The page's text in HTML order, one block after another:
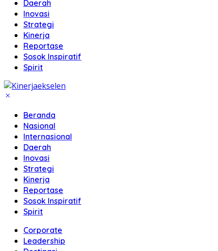
Daerah
Inovasi
Strategi
Kinerja
Reportase
Sosok Inspiratif
Spirit
Beranda
Nasional
Internasional
Daerah
Inovasi
Strategi
Kinerja
Reportase
Sosok Inspiratif
Spirit
Corporate
Leadership